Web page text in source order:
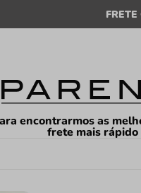
FRETE
encontrarmos as
frete mais rápido
Perfume Masculino